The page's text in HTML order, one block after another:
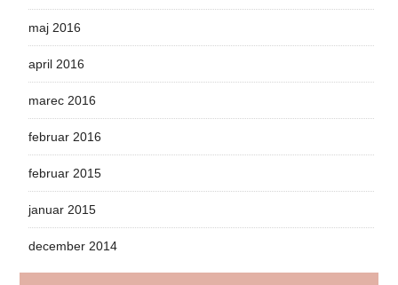
maj 2016
april 2016
marec 2016
februar 2016
februar 2015
januar 2015
december 2014